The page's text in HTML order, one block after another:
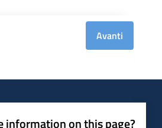
Avanti
information on this page?